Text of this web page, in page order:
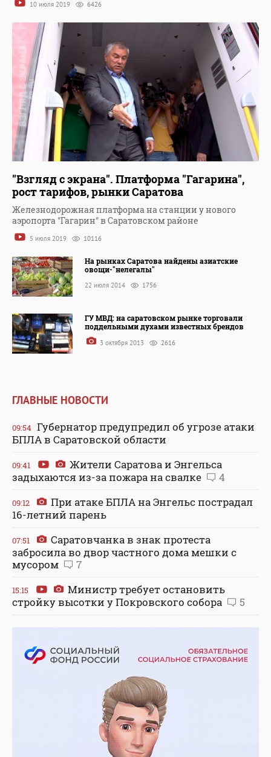
10 июля 2019 6426
"Взгляд с экрана". Платформа "Гагарина",
рост тарифов, рынки Саратова
Железнодорожная платформа на станции у нового
аэропорта "Гагарин" в Саратовском районе
5 июля 2019 10116
На рынках Саратова найдены азиатские
овощи-"нелегалы"
22 июля 2014 1756
ГУ МВД: на саратовском рынке торговали
поддельными духами известных брендов
3 октября 2013 2616
ГЛАВНЫЕ НОВОСТИ
09:54 Губернатор предупредил об угрозе атаки
БПЛА в Саратовской области
09:41
Жители Саратова и Энгельса
задыхаются из-за пожара на свалке
4
09:12
При атаке БПЛА на Энгельс пострадал
16-летний парень
07:51
Саратовчанка в знак протеста
забросила во двор частного дома мешки с
мусором
7
15:15
Министр требует остановить
стройку высотки у Покровского собора
5